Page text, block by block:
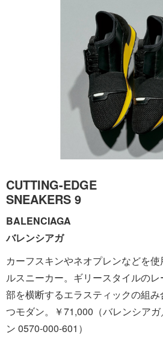
CUTTING-EDGE
SNEAKERS 9
BALENCIAGA
バレンシアガ
カーフスキンやネオプレンなどを
ルスニーカー。ギリースタイルの
部を横断するエラスティックの組
つモダン。￥71,000（バレンシア
ン 0570-000-601）